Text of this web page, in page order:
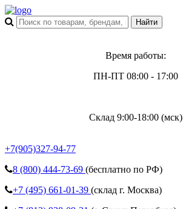
Время работы:
ПН-ПТ 08:00 - 17:00
Склад 9:00-18:00 (мск)
+7(905)327-94-77
8 (800) 444-73-69 (бесплатно по РФ)
+7 (495) 661-01-39 (склад г. Москва)